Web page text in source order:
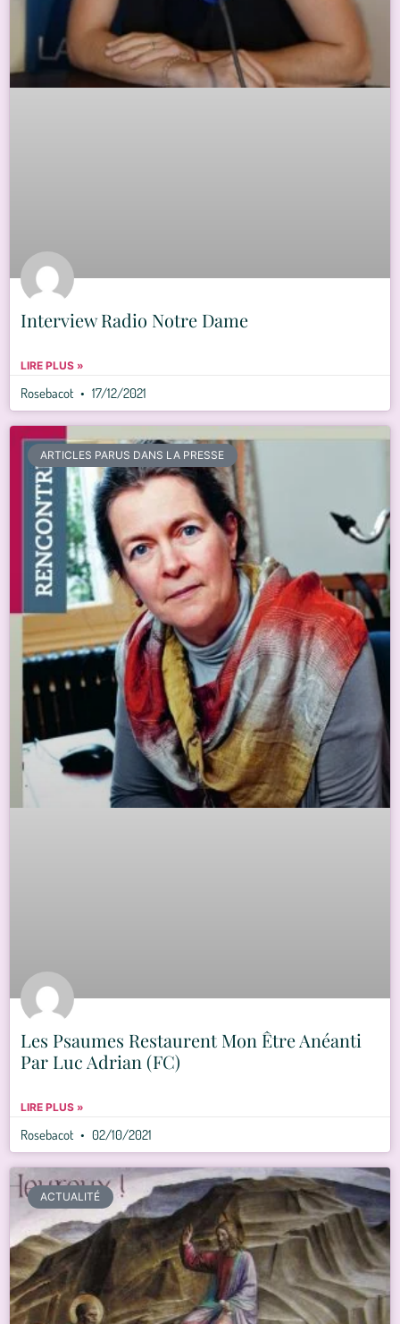
Interview Radio Notre Dame
LIRE PLUS »
Rosebacot 17/12/2021
ARTICLES PARUS DANS LA PRESSE
Les Psaumes Restaurent Mon Être Anéanti
Par Luc Adrian (FC)
LIRE PLUS »
Rosebacot 02/10/2021
ACTUALITÉ